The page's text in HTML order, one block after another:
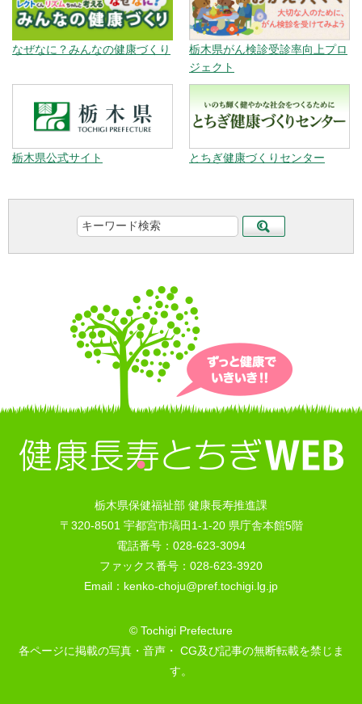
なぜなに？みんなの健康づくり
栃木県がん検診受診率向上プロ
ジェクト
栃木県公式サイト とちぎ健康づくりセンター
栃木県保健福祉部 健康長寿推進課
〒320-8501 宇都宮市塙田1-1-20 県庁舎本館5階
電話番号：028-623-3094
ファックス番号：028-623-3920
Email：kenko-choju@pref.tochigi.lg.jp
© Tochigi Prefecture
各ページに掲載の写真・音声・ CG及び記事の無断転載を禁じま
す。